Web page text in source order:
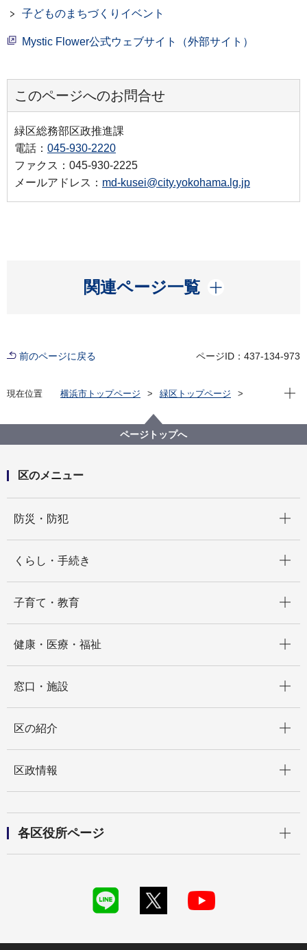
子どものまちづくりイベント
Mystic Flower公式ウェブサイト（外部サイト）
このページへのお問合せ
緑区総務部区政推進課
電話： 045-930-2220
ファクス：045-930-2225
メールアドレス： md-kusei@city.yokohama.lg.jp
関連ページ一覧
開く
前のページに戻る ページID：437-134-973
現在位置 横浜市トップページ
緑区トップページ
フォトイベント緑区「GREEN×EXPO 2027まであと
500日！未来へつなぐ1枚」
現在
ページトップへ
区のメニュー
防災・防犯
くらし・手続き
子育て・教育
健康・医療・福祉
窓口・施設
区の紹介
区政情報
各区役所ページ